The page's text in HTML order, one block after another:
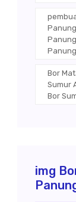
Bor
Sumur
Bor
img